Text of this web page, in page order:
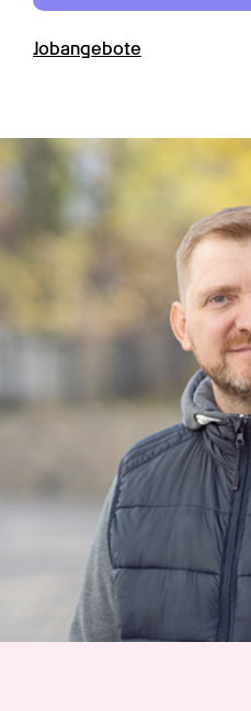
Jobangebote